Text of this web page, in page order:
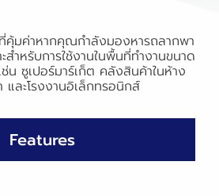
ที่คุ้มค่าหากคุณกำลังมองหารถลากพา
สำหรับการใช้งานในพื้นที่ทำงานขนาด
น ซูเปอร์มาร์เก็ต คลังสินค้าในห้าง
ละโรงงานอิเล็กทรอนิกส์
Features